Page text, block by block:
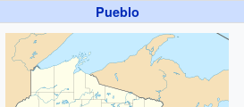
Pueblo